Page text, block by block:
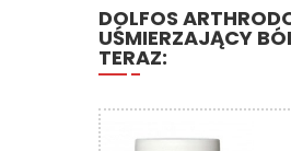
DOLFOS
UŚMIERZAJĄCY
TERAZ: